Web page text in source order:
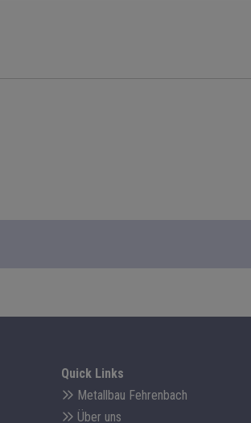
Quick Links
Metallbau Fehrenbach
Über uns